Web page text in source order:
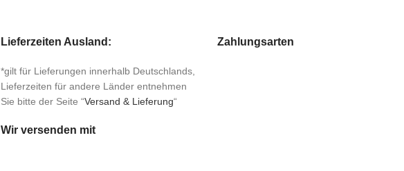
Lieferzeiten Ausland:
*gilt für Lieferungen innerhalb Deutschlands,
Lieferzeiten für andere Länder entnehmen
Sie bitte der Seite “Versand & Lieferung“
Wir versenden mit
Zahlungsarten